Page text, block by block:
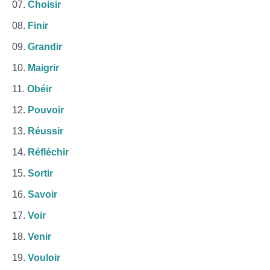
Choisir
Finir
Grandir
Maigrir
Obéir
Pouvoir
Réussir
Réfléchir
Sortir
Savoir
Voir
Venir
Vouloir